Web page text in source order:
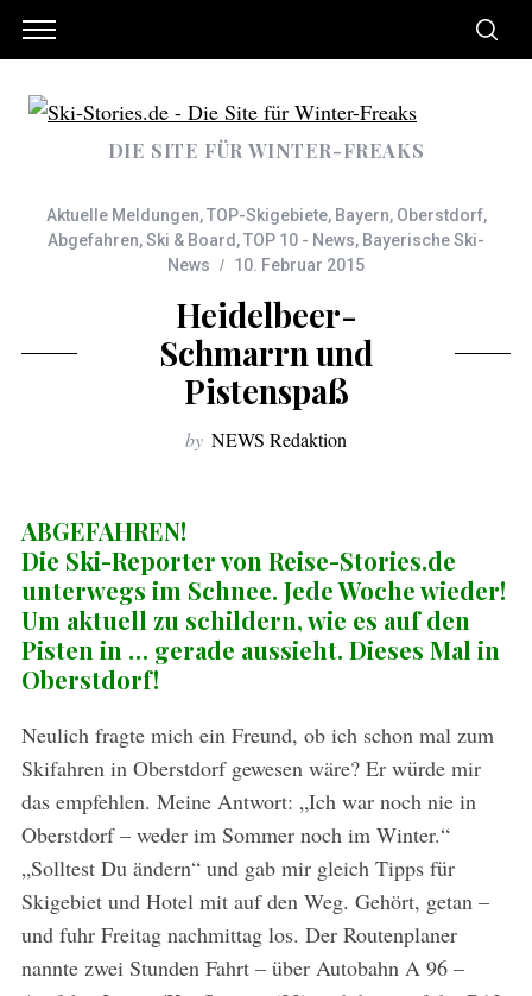
DIE SITE FÜR WINTER-FREAKS
Aktuelle Meldungen,TOP-Skigebiete, Bayern, Oberstdorf,
Abgefahren,Ski & Board ,TOP 10 - News, Bayerische Ski-
News
10. Februar 2015
Heidelbeer-
Schmarrn und
Pistenspaß
by NEWS Redaktion
ABGEFAHREN!
Die Ski-Reporter von Reise-Stories.de
unterwegs im Schnee. Jede Woche wieder!
Um aktuell zu schildern, wie es auf den
Pisten in … gerade aussieht. Dieses Mal in
Oberstdorf!
Neulich fragte mich ein Freund, ob ich schon mal zum
Skifahren in Oberstdorf gewesen wäre? Er würde mir
das empfehlen. Meine Antwort: „Ich war noch nie in
Oberstdorf – weder im Sommer noch im Winter.“
„Solltest Du ändern“ und gab mir gleich Tipps für
Skigebiet und Hotel mit auf den Weg. Gehört, getan –
und fuhr Freitag nachmittag los. Der Routenplaner
nannte zwei Stunden Fahrt – über Autobahn A 96 –